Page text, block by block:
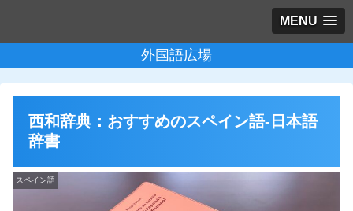
MENU
外国語広場
西和辞典：おすすめのスペイン語-日本語
辞書
スペイン語